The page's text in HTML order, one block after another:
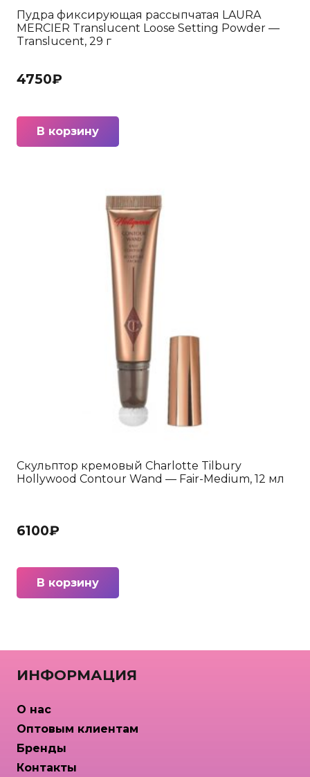
Пудра фиксирующая рассыпчатая LAURA
MERCIER Translucent Loose Setting Powder —
Translucent, 29 г
4750₽
В корзину
Скульптор кремовый Charlotte Tilbury
Hollywood Contour Wand — Fair-Medium, 12 мл
6100₽
В корзину
ИНФОРМАЦИЯ
О нас
Оптовым клиентам
Бренды
Контакты